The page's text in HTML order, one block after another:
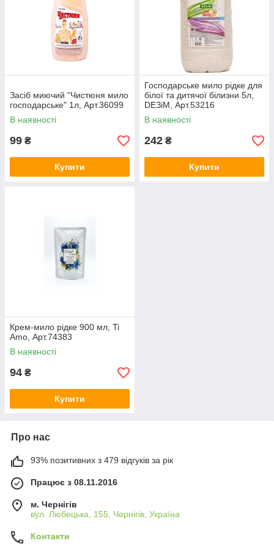
Засіб миючий "Чистюня мило
господарське" 1л, Арт.36099
В наявності
99 ₴
Купити
Господарське мило рідке для
білої та дитячої білизни 5л,
DEЗiM, Арт.53216
В наявності
242 ₴
Купити
Крем-мило рідке 900 мл, Ti
Amo, Арт.74383
В наявності
94 ₴
Купити
Про нас
93% позитивних з 479 відгуків за рік
Працює з 08.11.2016
м. Чернігів
вул. Любецька, 155, Чернігів, Україна
Контакти